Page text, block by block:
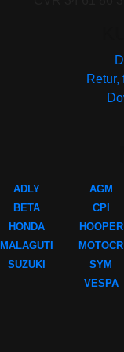
Retur,
ADLY
BETA
HONDA
MALAGUTI
SUZUKI
AGM
CPI
HOOPER
MOTOCR
SYM
VESPA